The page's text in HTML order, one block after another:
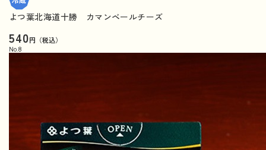
よつ葉北海道十勝 カマンベールチーズ
540円（税込）
No. 8